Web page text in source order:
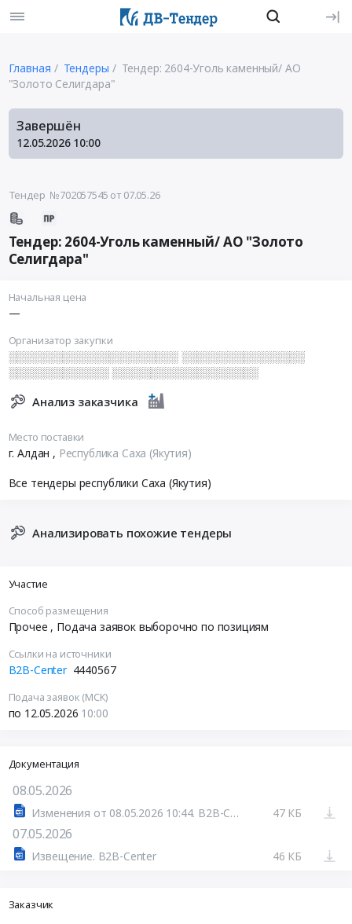
Главная Тендеры
Тендер: 2604-Уголь каменный/ АО
"Золото Селигдара"
Завершён
12.05.2026 10:00
Тендер №702057545 от 07.05.26
Тендер: 2604-Уголь каменный/ АО "Золото
Селигдара"
Начальная цена
—
Организатор закупки
░░░░░░░░░░░░░░░░░░░░░░ ░░░░░░░░░░░░░░░░
░░░░░░░░░░░░░ ░░░░░░░░░░░░░░░░░░░
Анализ заказчика
Место поставки
г. Алдан , Республика Саха (Якутия)
Все тендеры республики Саха (Якутия)
Анализировать похожие тендеры
Участие
Способ размещения
Прочее , Подача заявок выборочно по позициям
Ссылки на источники
B2B-Center 4440567
Подача заявок (МСК)
по 12.05.2026 10:00
Документация
08.05.2026
Изменения от 08.05.2026 10:44. B2B-Center 47 КБ
07.05.2026
Извещение. B2B-Center 46 КБ
Заказчик